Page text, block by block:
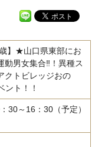
】★山口県東部にお
男女集合‼！異種ス
トビレッジおの
ント！！
30～16：30（予定）